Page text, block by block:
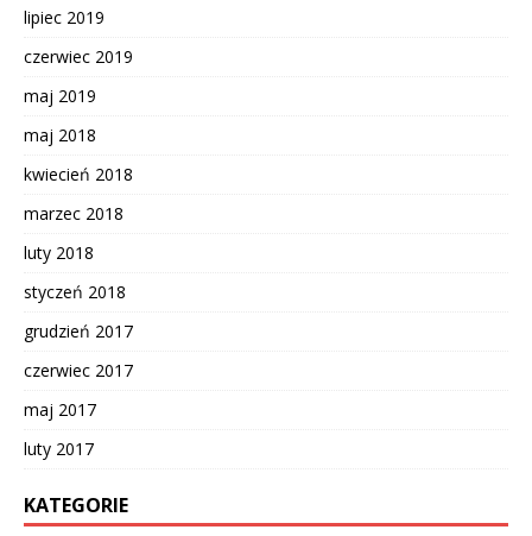
lipiec 2019
czerwiec 2019
maj 2019
maj 2018
kwiecień 2018
marzec 2018
luty 2018
styczeń 2018
grudzień 2017
czerwiec 2017
maj 2017
luty 2017
KATEGORIE